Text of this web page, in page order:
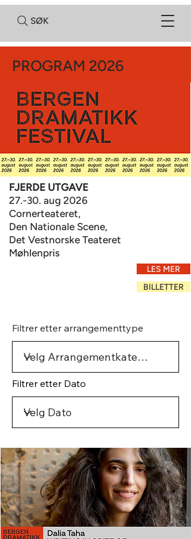
SØK
PROGRAM 2026
FJERDE UTGAVE
27.-30. aug 2026
Cornerteateret,
Den Nationale Scene,
Det Vestnorske Teateret
Møhlenpris​
LES MER
BILLETTER
Filtrer etter arrangementtype
Filtrer etter Dato